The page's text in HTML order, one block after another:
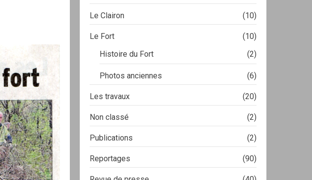
Le Clairon (10)
Le Fort
(10)
Histoire du Fort
(2)
Photos anciennes (6)
Les travaux (20)
Non classé (2)
Publications (2)
Reportages (90)